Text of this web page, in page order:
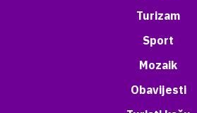
Turizam
Sport
Mozaik
Obavijesti